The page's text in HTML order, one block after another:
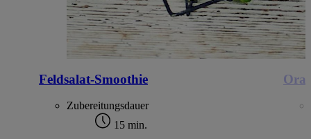
Feldsalat-Smoothie
Zubereitungsdauer
15 min.